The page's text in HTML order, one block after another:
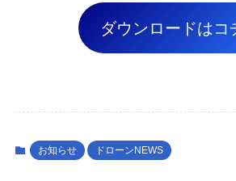
ダウンロードはコ
お知らせ ドローンNEWS